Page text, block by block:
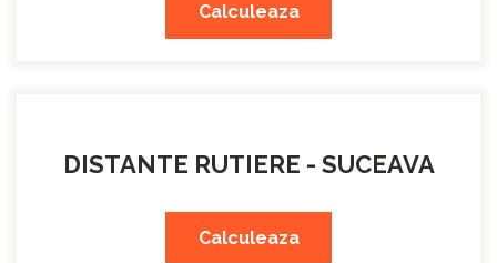
Calculeaza
DISTANTE RUTIERE - SUCEAVA
Calculeaza